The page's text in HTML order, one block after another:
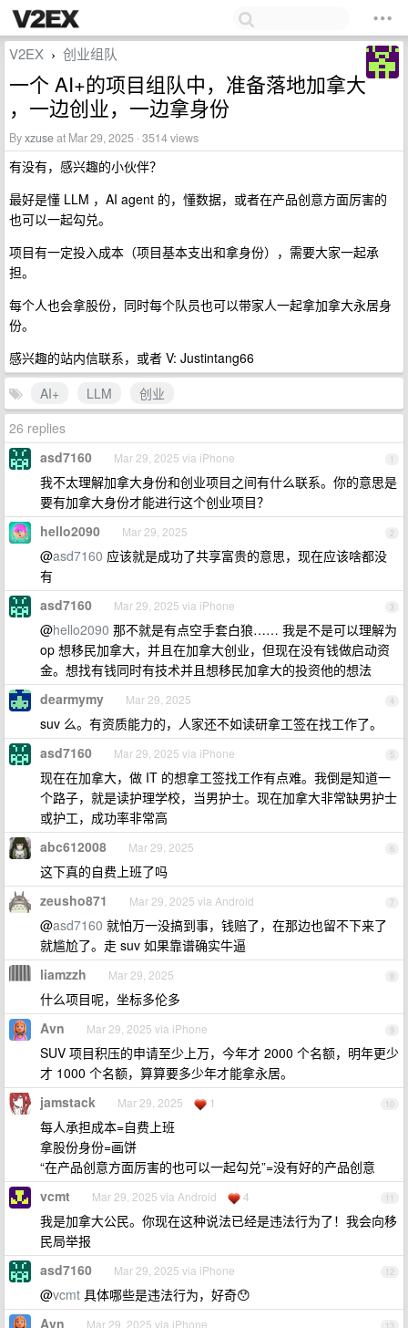
V2EX › 创业组队
一个 AI+的项目组队中，准备落地加拿大
，一边创业，一边拿身份
Byxzuseat Mar 29, 2025 · 3514 views
有没有，感兴趣的小伙伴？
最好是懂 LLM ，AI agent 的，懂数据，或者在产品创意方面厉害的
也可以一起勾兑。
项目有一定投入成本（项目基本支出和拿身份），需要大家一起承
担。
每个人也会拿股份，同时每个队员也可以带家人一起拿加拿大永居身
份。
感兴趣的站内信联系，或者 V: Justintang66
AI+
LLM
创业
26 replies
1
asd7160 Mar 29, 2025 via iPhone
我不太理解加拿大身份和创业项目之间有什么联系。你的意思是
要有加拿大身份才能进行这个创业项目？
2
hello2090 Mar 29, 2025
@asd7160 应该就是成功了共享富贵的意思，现在应该啥都没
有
3
asd7160 Mar 29, 2025 via iPhone
@hello2090 那不就是有点空手套白狼…… 我是不是可以理解为
op 想移民加拿大，并且在加拿大创业，但现在没有钱做启动资
金。想找有钱同时有技术并且想移民加拿大的投资他的想法
4
dearmymy Mar 29, 2025
suv 么。有资质能力的，人家还不如读研拿工签在找工作了。
5
asd7160 Mar 29, 2025 via iPhone
现在在加拿大，做 IT 的想拿工签找工作有点难。我倒是知道一
个路子，就是读护理学校，当男护士。现在加拿大非常缺男护士
或护工，成功率非常高
6
abc612008 Mar 29, 2025
这下真的自费上班了吗
7
zeusho871 Mar 29, 2025 via Android
@asd7160 就怕万一没搞到事，钱赔了，在那边也留不下来了
就尴尬了。走 suv 如果靠谱确实牛逼
8
liamzzh Mar 29, 2025
什么项目呢，坐标多伦多
9
Avn Mar 29, 2025 via iPhone
SUV 项目积压的申请至少上万，今年才 2000 个名额，明年更少
才 1000 个名额，算算要多少年才能拿永居。
10
jamstack Mar 29, 2025 1
每人承担成本=自费上班
拿股份身份=画饼
“在产品创意方面厉害的也可以一起勾兑”=没有好的产品创意
11
vcmt Mar 29, 2025 via Android 4
我是加拿大公民。你现在这种说法已经是违法行为了！我会向移
民局举报
12
asd7160 Mar 29, 2025 via iPhone
@vcmt 具体哪些是违法行为，好奇😯
Avn Mar 29, 2025 via iPhone